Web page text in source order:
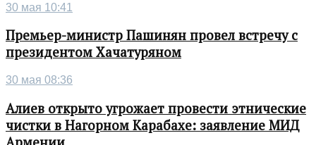
30 мая 10:41
Премьер-министр Пашинян провел встречу с
президентом Хачатуряном
30 мая 08:36
Алиев открыто угрожает провести этнические
чистки в Нагорном Карабахе: заявление МИД